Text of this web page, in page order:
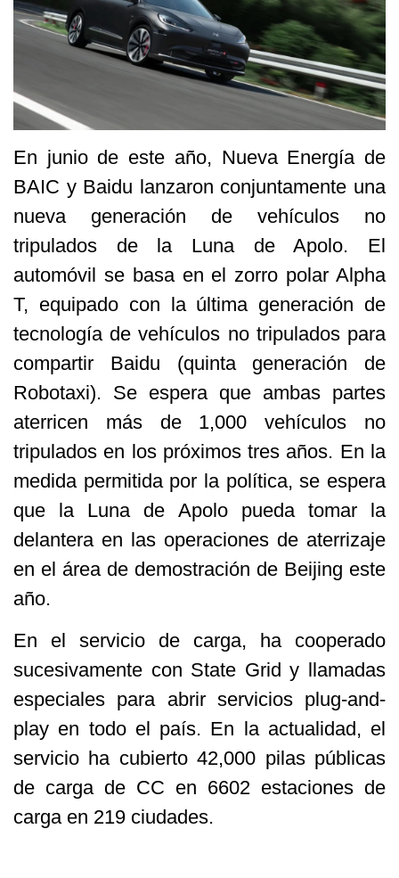
En junio de este año, Nueva Energía de
BAIC y Baidu lanzaron conjuntamente una
nueva generación de vehículos no
tripulados de la Luna de Apolo. El
automóvil se basa en el zorro polar Alpha
T, equipado con la última generación de
tecnología de vehículos no tripulados para
compartir Baidu (quinta generación de
Robotaxi). Se espera que ambas partes
aterricen más de 1,000 vehículos no
tripulados en los próximos tres años. En la
medida permitida por la política, se espera
que la Luna de Apolo pueda tomar la
delantera en las operaciones de aterrizaje
en el área de demostración de Beijing este
año.
En el servicio de carga, ha cooperado
sucesivamente con State Grid y llamadas
especiales para abrir servicios plug-and-
play en todo el país. En la actualidad, el
servicio ha cubierto 42,000 pilas públicas
de carga de CC en 6602 estaciones de
carga en 219 ciudades.